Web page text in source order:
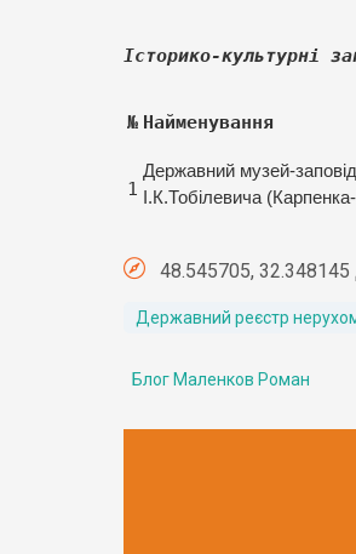
Історико-культурні
№ Найменування
1
Державний музей-
І.К.Тобілевича
48.545705,
Державний реєстр
Блог Маленков Роман